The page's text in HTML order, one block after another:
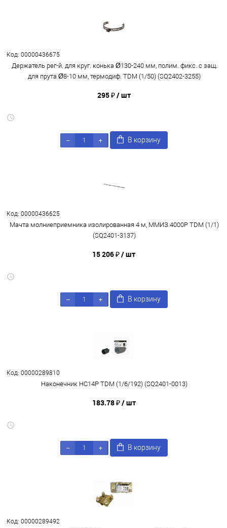
Код: 00000436675
Держатель рег-й. для круг. конька Ø130-240 мм, полим. фикс. с защ.
для прута Ø8-10 мм, термодиф. TDM (1/50) (SQ2402-3255)
295 ₽/ шт
В корзину
Код: 00000436625
Мачта молниеприемника изолированная 4 м, ММИЗ.4000Р TDM (1/1)
(SQ2401-3137)
15 206 ₽/ шт
В корзину
Код: 00000289810
Наконечник НС14Р TDM (1/6/192) (SQ2401-0013)
183.78 ₽/ шт
В корзину
Код: 00000289492